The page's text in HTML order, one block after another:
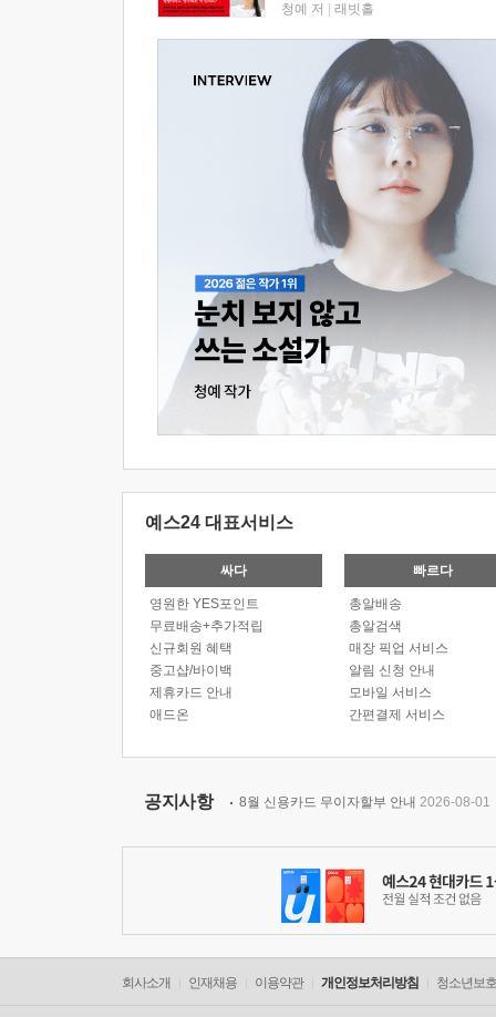
청예 저 래빗홀
예스24 대표서비스
싸다
영원한 YES포인트
무료배송+추가적립
신규회원 혜택
중고샵/바이백
제휴카드 안내
애드온
빠르다
총알배송
총알검색
매장 픽업 서비스
알림 신청 안내
모바일 서비스
간편결제 서비스
공지사항 8월 신용카드 무이자할부 안내 2026-08-01
회사소개 인재채용 이용약관 개인정보처리방침 청소년보